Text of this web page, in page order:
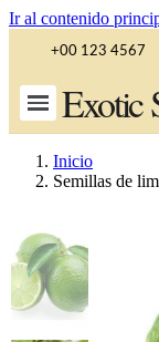
Ir al contenido
+00 123 4567
Exotic
Inicio
Semillas de